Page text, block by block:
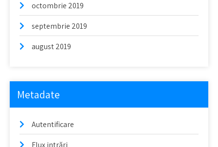
octombrie 2019
septembrie 2019
august 2019
Metadate
Autentificare
Flux intrări